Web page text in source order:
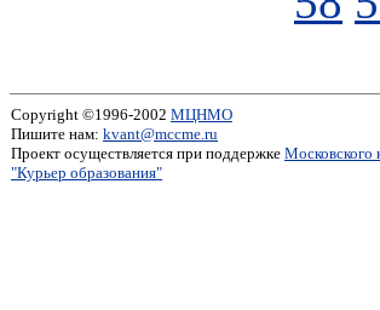
Copyright ©1996-2002 МЦНМО
Пишите нам: kvant@mccme.ru
Проект осуществляется при поддержке Московского
"Курьер образования"